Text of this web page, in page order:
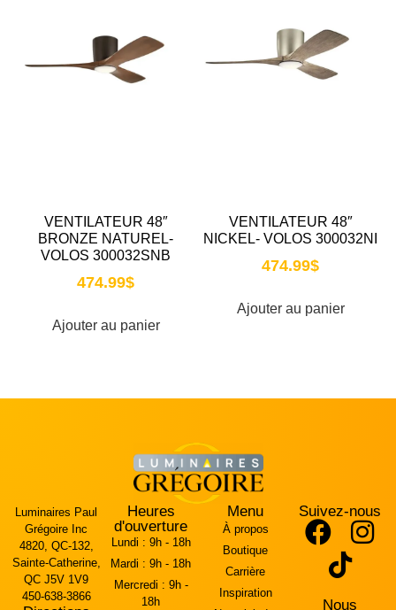
VENTILATEUR 48″
BRONZE NATUREL-
VOLOS 300032SNB
474.99$
Ajouter au panier
VENTILATEUR 48″
NICKEL- VOLOS 300032NI
474.99$
Ajouter au panier
Luminaires Paul
Grégoire Inc
4820, QC-132,
Sainte-Catherine,
QC J5V 1V9
450-638-3866
Heures
d'ouverture
Lundi : 9h - 18h
Mardi : 9h - 18h
Mercredi : 9h -
18h
Menu
À propos
Boutique
Carrière
Inspiration
Suivez-nous
Nous